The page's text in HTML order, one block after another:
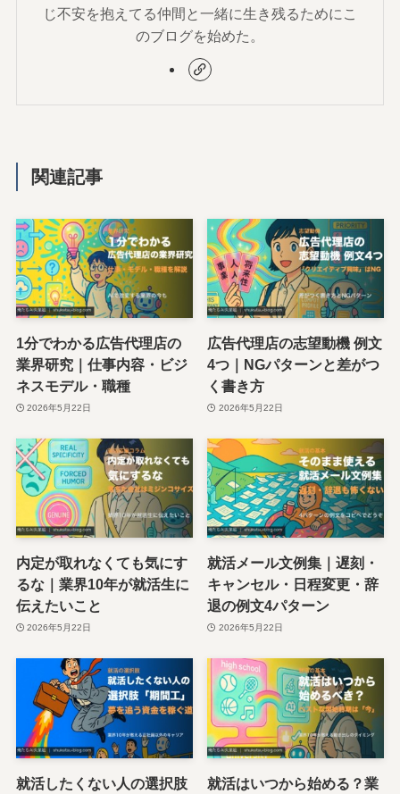
じ不安を抱えてる仲間と一緒に生き残るためにこ
のブログを始めた。
関連記事
1分でわかる広告代理店の
業界研究｜仕事内容・ビジ
ネスモデル・職種
2026年5月22日
広告代理店の志望動機 例文
4つ｜NGパターンと差がつ
く書き方
2026年5月22日
内定が取れなくても気にす
るな｜業界10年が就活生に
伝えたいこと
2026年5月22日
就活メール文例集｜遅刻・
キャンセル・日程変更・辞
退の例文4パターン
2026年5月22日
就活したくない人の選択肢
就活はいつから始める？業